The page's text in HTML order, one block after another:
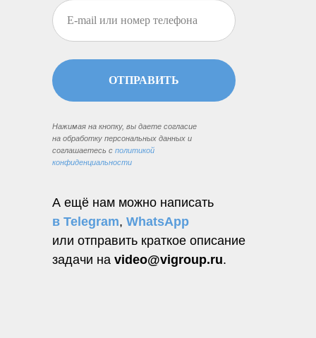
ОТПРАВИТЬ
Нажимая на кнопку, вы даете согласие
на обработку персональных данных и
соглашаетесь c политикой
конфиденциальности
А ещё нам можно написать
в Telegram, WhatsApp
или отправить краткое описание
задачи на video@vigroup.ru.